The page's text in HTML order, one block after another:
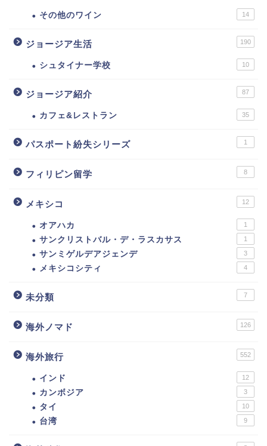
その他のワイン 14
ジョージア生活 190
シュタイナー学校 10
ジョージア紹介 87
カフェ&レストラン 35
パスポート紛失シリーズ 1
フィリピン留学 8
メキシコ 12
オアハカ 1
サンクリストバル・デ・ラスカサス 1
サンミゲルデアジェンデ 3
メキシコシティ 4
未分類 7
海外ノマド 126
海外旅行 552
インド 12
カンボジア 3
タイ 10
台湾 9